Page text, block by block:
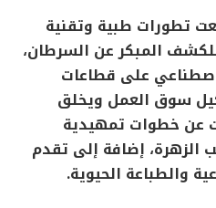
تطورات طبية وتقنية
للكشف المبكر عن السرطان،
على قطاعات
سوق العمل ويخلق
عن خطوات تمهيدية
الزهرة، إضافة إلى تقدم
والطباعة الحيوية.